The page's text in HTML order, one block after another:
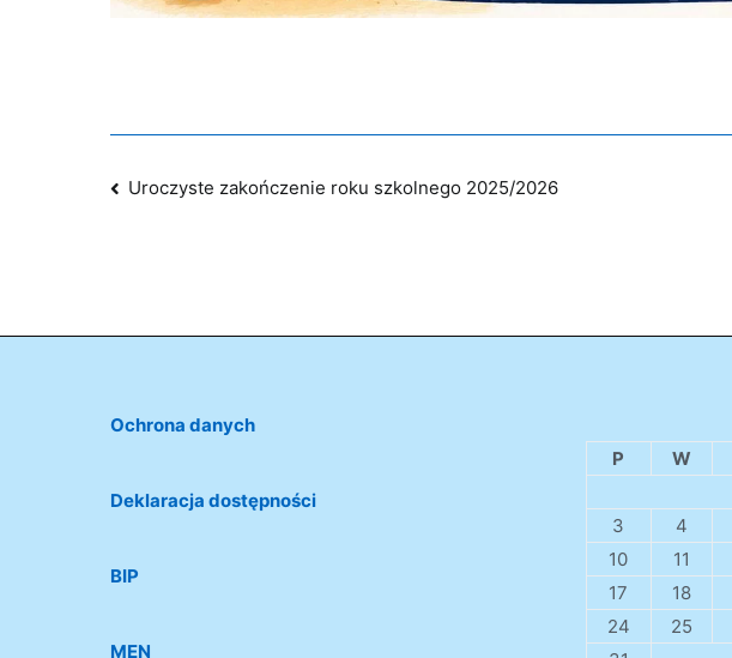
Nawigacja
Uroczyste zakończenie roku szkolnego 2025/2026
Ochrona danych
Deklaracja dostępności
BIP
MEN
P
W
3
4
10
11
17
18
24
25